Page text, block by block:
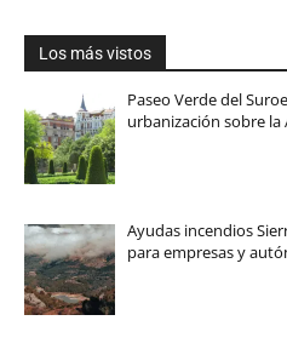
Los más vistos
Paseo Verde del
urbanización sobre la
Ayudas incendios
para empresas y